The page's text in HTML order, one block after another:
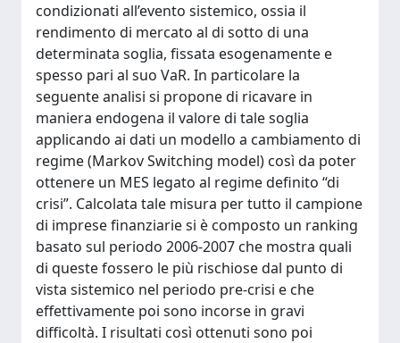
condizionati all’evento sistemico, ossia il
rendimento di mercato al di sotto di una
determinata soglia, fissata esogenamente e
spesso pari al suo VaR. In particolare la
seguente analisi si propone di ricavare in
maniera endogena il valore di tale soglia
applicando ai dati un modello a cambiamento di
regime (Markov Switching model) così da poter
ottenere un MES legato al regime definito “di
crisi”. Calcolata tale misura per tutto il campione
di imprese finanziarie si è composto un ranking
basato sul periodo 2006-2007 che mostra quali
di queste fossero le più rischiose dal punto di
vista sistemico nel periodo pre-crisi e che
effettivamente poi sono incorse in gravi
difficoltà. I risultati così ottenuti sono poi